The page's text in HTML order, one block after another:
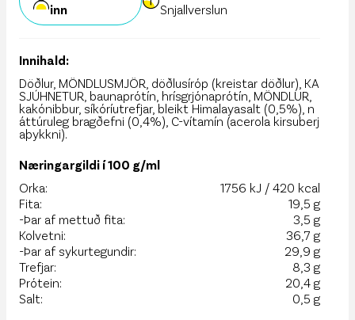
inn
Snjallverslun
Innihald:
Döðlur, MÖNDLUSMJÖR, döðlusíróp (kreistar döðlur), KA
SJÚHNETUR, baunaprótín, hrísgrjónaprótín, MÖNDLUR,
kakónibbur, síkóríutrefjar, bleikt Himalayasalt (0,5%), n
áttúruleg bragðefni (0,4%), C-vítamín (acerola kirsuberj
aþykkni).
Næringargildi í 100 g/ml
Orka:
1756 kJ / 420 kcal
Fita:
19,5 g
-Þar af mettuð fita:
3,5 g
Kolvetni:
36,7 g
-Þar af sykurtegundir:
29,9 g
Trefjar:
8,3 g
Prótein:
20,4 g
Salt:
0,5 g